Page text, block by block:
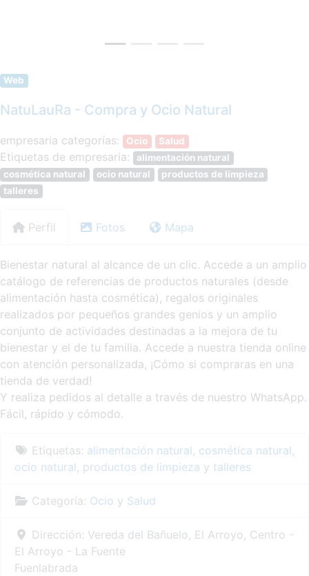
Web
NatuLauRa - Compra y Ocio Natural
empresaria categorías: Ocio Salud
Etiquetas de empresaria:
alimentación natural
cosmética natural
ocio natural
productos de limpieza
talleres
Perfil Fotos Mapa
Bienestar natural al alcance de un clic. Accede a un amplio
catálogo de referencias de productos naturales (desde
alimentación hasta cosmética), regalos originales
realizados por pequeños grandes genios y un amplio
conjunto de actividades destinadas a la mejora de tu
bienestar y el de tu familia. Accede a nuestra tienda online
con atención personalizada, ¡Cómo si compraras en una
tienda de verdad!
Y realiza pedidos al detalle a través de nuestro WhatsApp.
Fácil, rápido y cómodo.
Etiquetas: alimentación natural cosmética natural
ocio natural productos de limpieza y talleres
Categoría: Ocio y Salud
Dirección: Vereda del Bañuelo, El Arroyo, Centro -
El Arroyo - La Fuente
Fuenlabrada